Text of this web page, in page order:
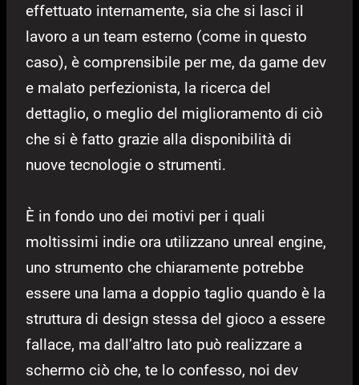
effettuato internamente, sia che si lasci il
lavoro a un team esterno (come in questo
caso), è comprensibile per me, da game dev
e malato perfezionista, la ricerca del
dettaglio, o meglio del miglioramento di ciò
che si è fatto grazie alla disponibilità di
nuove tecnologie o strumenti.
È in fondo uno dei motivi per i quali
moltissimi indie ora utilizzano unreal engine,
uno strumento che chiaramente potrebbe
essere una lama a doppio taglio quando è la
struttura di design stessa del gioco a essere
fallace, ma dall’altro lato può realizzare a
schermo ciò che, te lo confesso, noi dev